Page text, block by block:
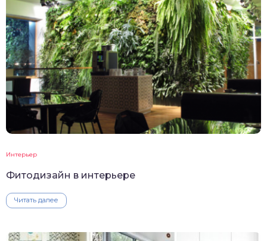
Интерьер
Фитодизайн в интерьере
Читать далее